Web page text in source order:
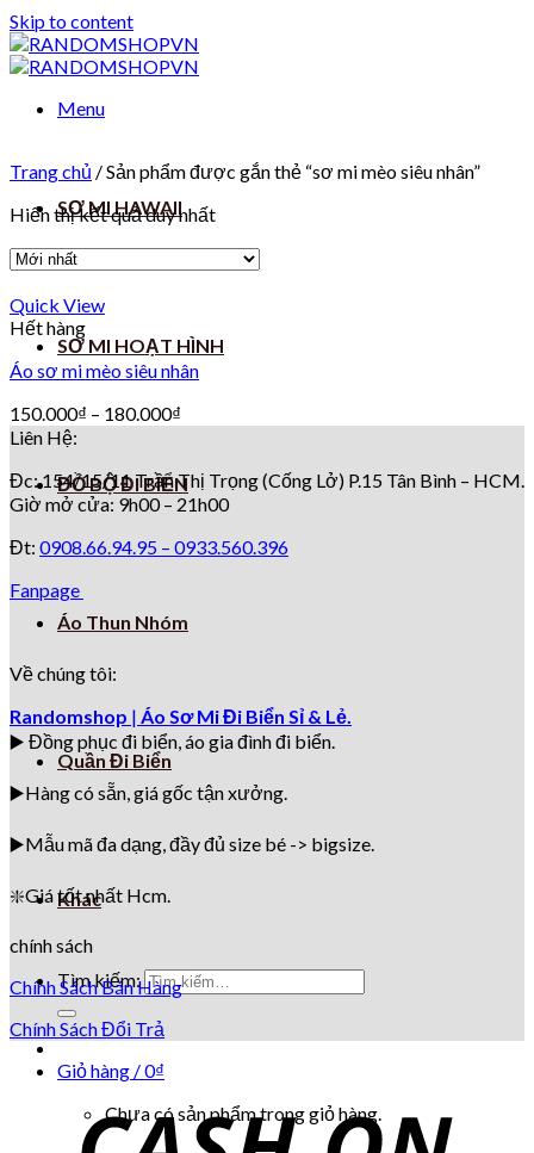
Skip to content
Menu
SƠ MI HAWAII
SƠ MI HOẠT HÌNH
ĐỒ BỘ ĐI BIỂN
Áo Thun Nhóm
Quần Đi Biển
Khác
Tìm kiếm:
Giỏ hàng /0₫
Chưa có sản phẩm trong giỏ hàng.
Trang chủ /Sản phẩm được gắn thẻ “sơ mi mèo siêu nhân”
Hiển thị kết quả duy nhất
Quick View
Hết hàng
Áo sơ mi mèo siêu nhân
150.000₫ – 180.000₫
Liên Hệ:
Đc: 154/15/11 Trần Thị Trọng (Cống Lở) P.15 Tân Bình – HCM.
Giờ mở cửa: 9h00 – 21h00
Đt: 0908.66.94.95 – 0933.560.396
Fanpage
Về chúng tôi:
Randomshop | Áo Sơ Mi Đi Biển Sỉ & Lẻ.
▶️ Đồng phục đi biển, áo gia đình đi biển.
▶️Hàng có sẵn, giá gốc tận xưởng.
▶️Mẫu mã đa dạng, đầy đủ size bé -> bigsize.
❇️Giá tốt nhất Hcm.
chính sách
Chính Sách Bán Hàng
Chính Sách Đổi Trả